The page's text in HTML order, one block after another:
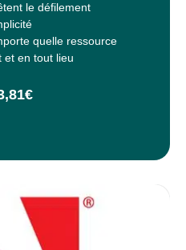
le défilement
quelle ressource
et en tout lieu